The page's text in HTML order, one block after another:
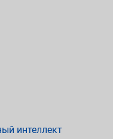
интеллект